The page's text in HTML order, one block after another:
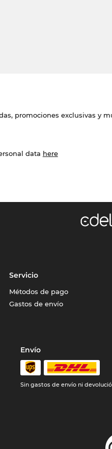
promociones exclusivas y
data here
Servicio
Métodos de pago
Gastos de envío
Envío
Sin gastos de envío ni